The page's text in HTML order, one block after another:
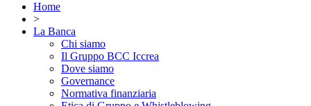
Home
>
La Banca
Chi siamo
Il Gruppo BCC Iccrea
Dove siamo
Governance
Normativa finanziaria